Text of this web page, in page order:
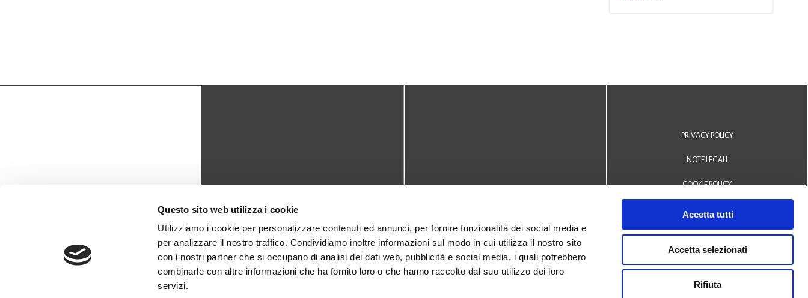
Questo sito web utilizza i cookie
Utilizziamo i cookie per personalizzare contenuti ed annunci, per fornire funzionalità dei social media e
per analizzare il nostro traffico. Condividiamo inoltre informazioni sul modo in cui utilizza il nostro sito
con i nostri partner che si occupano di analisi dei dati web, pubblicità e social media, i quali potrebbero
combinarle con altre informazioni che ha fornito loro o che hanno raccolto dal suo utilizzo dei loro
servizi.
Accetta tutti
Accetta selezionati
Rifiuta
biblioteca@comune.monselice.padova.it
0429 - 1905714
Via San Biagio,10
35043 Monselice (PD)
PRIVACY POLICY
NOTE LEGALI
COOKIE POLICY
DICHIARAZIONE DI ACCESSIBILITÀ
© 2024 Biblioteca Comunale
San Biagio Monselice -